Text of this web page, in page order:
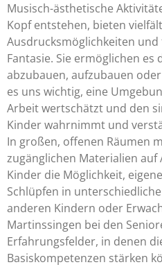
Musisch-ästhetische
Kopf entstehen, bieten
Ausdrucksmöglichkeiten
Fantasie. Sie ermöglichen
abzubauen, aufzubauen
es uns wichtig, eine
Arbeit wertschätzt und den
Kinder wahrnimmt und
In großen, offenen Räumen
zugänglichen Materialien auf
Kinder die Möglichkeit,
Schlüpfen in
anderen Kindern oder
Martinssingen bei den
Erfahrungsfelder, in denen
Basiskompetenzen stärken